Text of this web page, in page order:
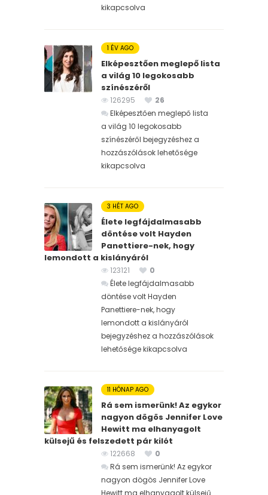
kikapcsolva
1 ÉV AGO
Elképesztően meglepő lista
a világ 10 legokosabb
színészéről
126295
26
Elképesztően meglepő lista
a világ 10 legokosabb
színészéről bejegyzéshez a
hozzászólások lehetősége
kikapcsolva
3 HÉT AGO
Élete legfájdalmasabb
döntése volt Hayden
Panettiere-nek, hogy
lemondott a kislányáról
123121
0
Élete legfájdalmasabb
döntése volt Hayden
Panettiere-nek, hogy
lemondott a kislányáról
bejegyzéshez a hozzászólások
lehetősége kikapcsolva
11 HÓNAP AGO
Rá sem ismerünk! Az egykor
nagyon dögös Jennifer Love
Hewitt ma elhanyagolt
külsejű és felszedett pár kilót
122668
0
Rá sem ismerünk! Az egykor
nagyon dögös Jennifer Love
Hewitt ma elhanyagolt külsejű